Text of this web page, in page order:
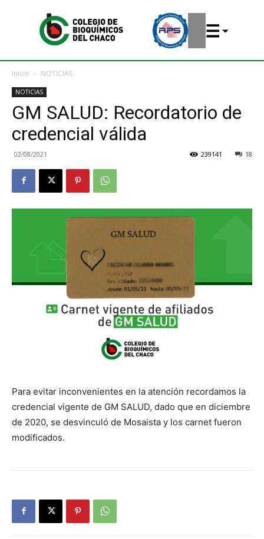
Inicio NOTICIAS
NOTICIAS
GM SALUD: Recordatorio de
credencial válida
02/08/2021 18
239141
Para evitar inconvenientes en la atención recordamos la
credencial vigente de GM SALUD, dado que en diciembre
de 2020, se desvinculó de Mosaista y los carnet fueron
modificados.